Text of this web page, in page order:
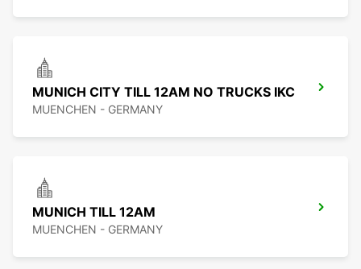
MUNICH CITY TILL 12AM NO TRUCKS IKC
MUENCHEN - GERMANY
MUNICH TILL 12AM
MUENCHEN - GERMANY